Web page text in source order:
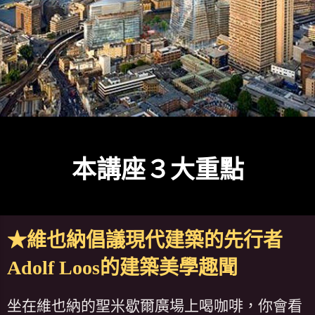
本講座３大重點
★維也納倡議現代建築的先行者
Adolf Loos的建築美學趣聞
坐在維也納的聖米歇爾廣場上喝咖啡，你會看